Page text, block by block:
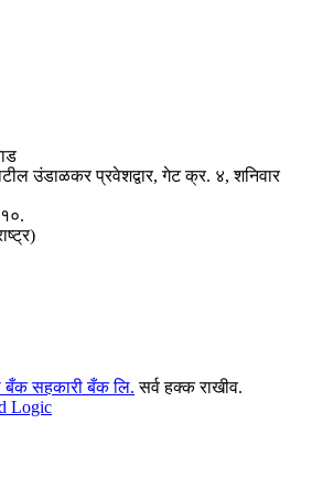
उंडाळकर प्रवेशद्वार, गेट क्र. ४, शनिवार
बँक सहकारी बँक लि. सर्व हक्क राखीव.
Logic